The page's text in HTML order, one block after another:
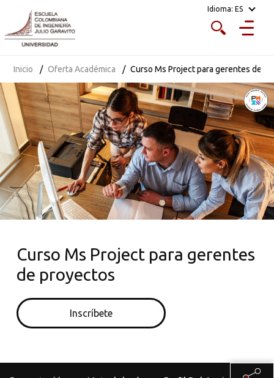
Idioma: ES
Inicio Oferta Académica Curso Ms Project para gerentes de
Curso Ms Project para gerentes
de proyectos
Inscríbete